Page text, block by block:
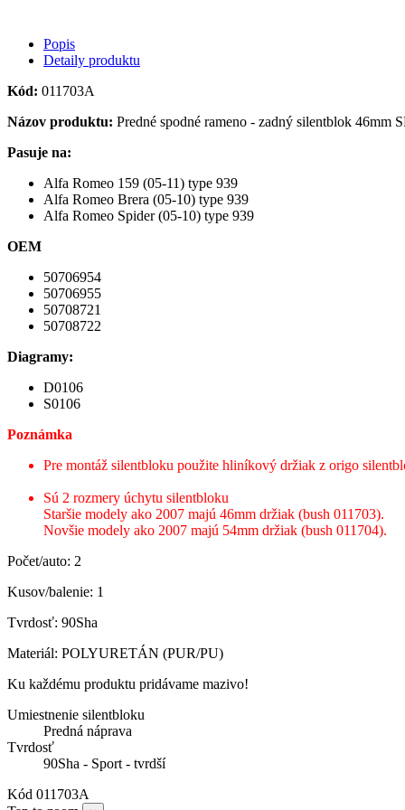
Popis
Detaily produktu
Kód: 011703A
Názov produktu: Predné spodné rameno - zadný silentblok 46mm
Pasuje na:
Alfa Romeo 159 (05-11) type 939
Alfa Romeo Brera (05-10) type 939
Alfa Romeo Spider (05-10) type 939
OEM
50706954
50706955
50708721
50708722
Diagramy:
D0106
S0106
Poznámka
Pre montáž silentbloku použite hliníkový držiak z origo
Sú 2 rozmery úchytu silentbloku
Staršie modely ako 2007 majú 46mm držiak (bush 011703).
Novšie modely ako 2007 majú 54mm držiak (bush 011704).
Počet/auto: 2
Kusov/balenie: 1
Tvrdosť: 90Sha
Materiál: POLYURETÁN (PUR/PU)
Ku každému produktu pridávame mazivo!
Umiestnenie silentbloku
Predná náprava
Tvrdosť
90Sha - Sport - tvrdší
Kód 011703A